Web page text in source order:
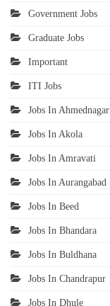
Government Jobs
Graduate Jobs
Important
ITI Jobs
Jobs In Ahmednagar
Jobs In Akola
Jobs In Amravati
Jobs In Aurangabad
Jobs In Beed
Jobs In Bhandara
Jobs In Buldhana
Jobs In Chandrapur
Jobs In Dhule